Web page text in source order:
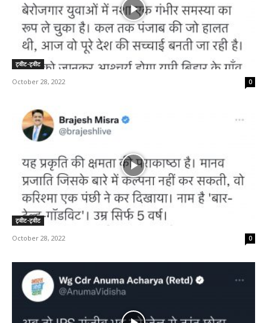
ट्वीट-ट्वीट
October 28, 2022 0
ट्वीट-ट्वीट
October 28, 2022 0